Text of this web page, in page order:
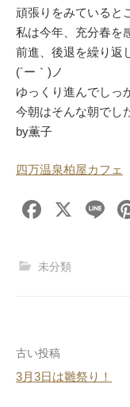
頑張りをみていると
私は今年、充分春を
前進、後退を繰り返
(´ー｀)ノ
ゆっくり進んでしっ
今朝はそんな朝でし
by薫子
四万温泉柏屋カフェ
F
c
o
k
X
Li
未分類
投
稿
古い投稿
3月3日は雛祭り！